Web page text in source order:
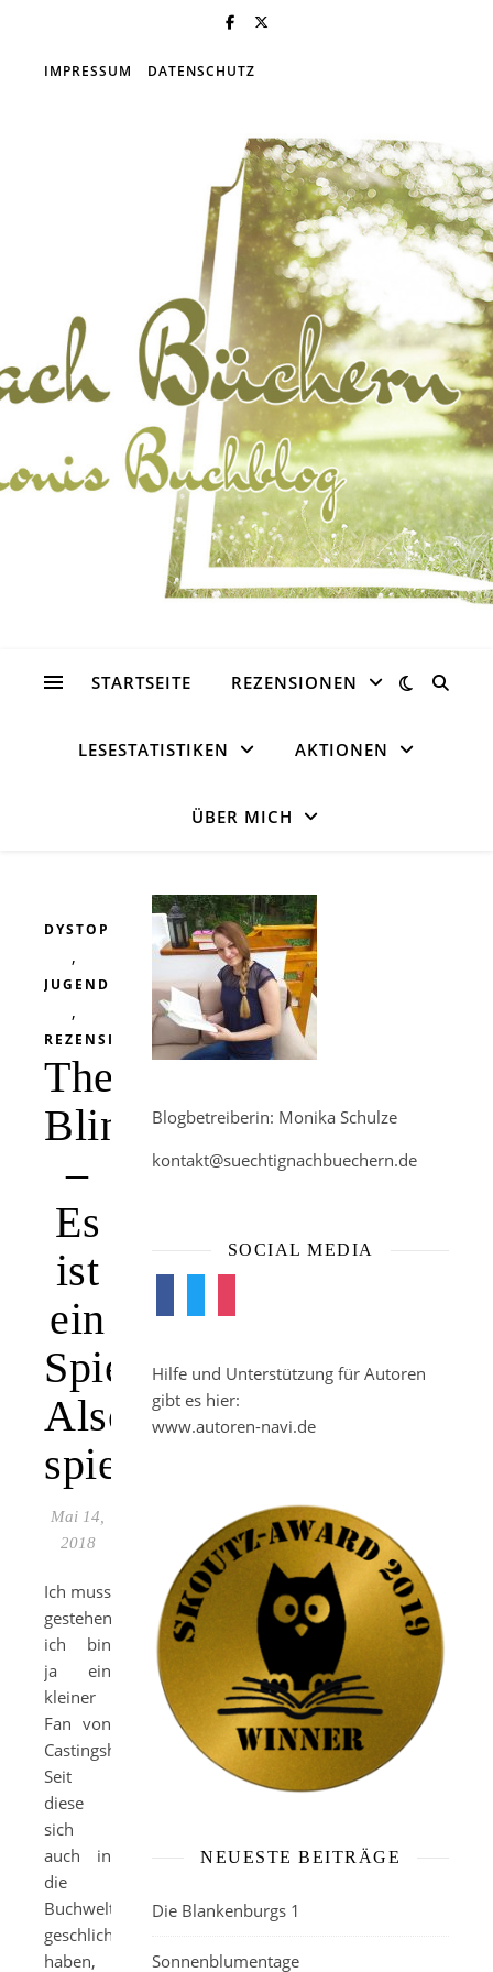
IMPRESSUM DATENSCHUTZ
STARTSEITE REZENSIONEN
LESESTATISTIKEN AKTIONEN
ÜBER MICH
DYSTOPIE
,
JUGENDBUCH
,
REZENSION
The
Blinds
–
Es
ist
ein
Spiel.
Also
spiel!
Mai 14,
2018
Ich muss
gestehen,
ich bin
ja ein
kleiner
Fan von
Castingshows.
Seit
diese
sich
auch in
die
Buchwelt
geschlichen
haben,
Blogbetreiberin: Monika Schulze
kontakt@suechtignachbuechern.de
SOCIAL MEDIA
Hilfe und Unterstützung für Autoren
gibt es hier:
www.autoren-navi.de
NEUESTE BEITRÄGE
Die Blankenburgs 1
Sonnenblumentage